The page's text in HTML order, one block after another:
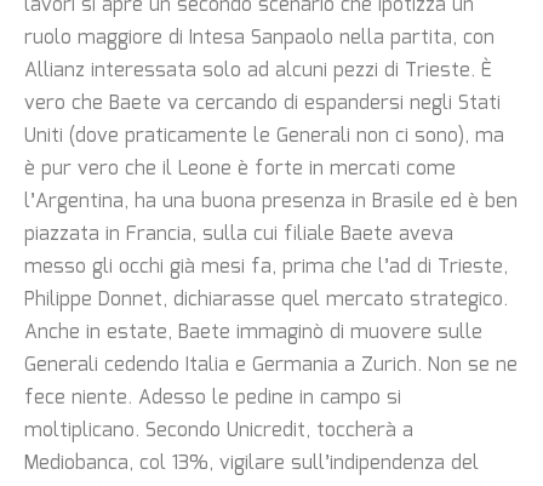
ruolo maggiore di Intesa Sanpaolo nella partita, con
Allianz interessata solo ad alcuni pezzi di Trieste. È
vero che Baete va cercando di espandersi negli Stati
Uniti (dove praticamente le Generali non ci sono), ma
è pur vero che il Leone è forte in mercati come
l’Argentina, ha una buona presenza in Brasile ed è ben
piazzata in Francia, sulla cui filiale Baete aveva
messo gli occhi già mesi fa, prima che l’ad di Trieste,
Philippe Donnet, dichiarasse quel mercato strategico.
Anche in estate, Baete immaginò di muovere sulle
Generali cedendo Italia e Germania a Zurich. Non se ne
fece niente. Adesso le pedine in campo si
moltiplicano. Secondo Unicredit, toccherà a
Mediobanca, col 13%, vigilare sull’indipendenza del